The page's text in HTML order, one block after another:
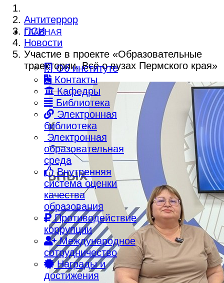
ГЛАВНАЯ
Об институте
Контакты
Кафедры
Библиотека
Электронная
библиотека
Электронная
образовательная
среда
Внутренняя
система оценки
качества
образования
Противодействие
коррупции
Международное
сотрудничество
Награды и
достижения
Антитеррор
ПСИ
Новости
Участие в проекте «Образовательные
траектории. Всё о вузах Пермского края»